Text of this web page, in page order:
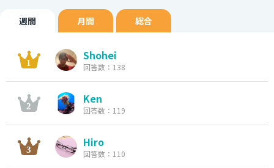
週間 月間 総合
Shohei
回答数：138
Ken
回答数：119
Hiro
回答数：110